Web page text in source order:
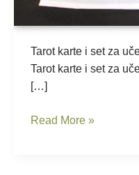
Tarot karte i set za
Tarot karte i set za
[…]
Read More »